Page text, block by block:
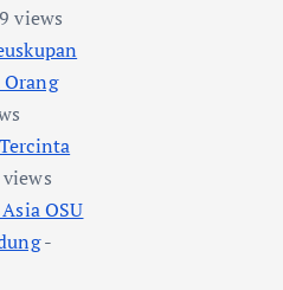
views
OSU
-